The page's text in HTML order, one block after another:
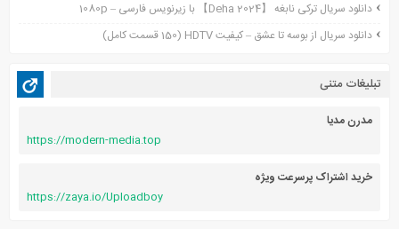
آگوست 2020
دانلود سریال ترکی نابغه 【Deha 2024】 با زیرنویس فارسی – 1080p
دانلود سریال از بوسه تا عشق – کیفیت HDTV (150 قسمت کامل)
تبلیغات متنی
مدرن مدیا
https://modern-media.top
خرید اشتراک پرسرعت ویژه
https://zaya.io/Uploadboy